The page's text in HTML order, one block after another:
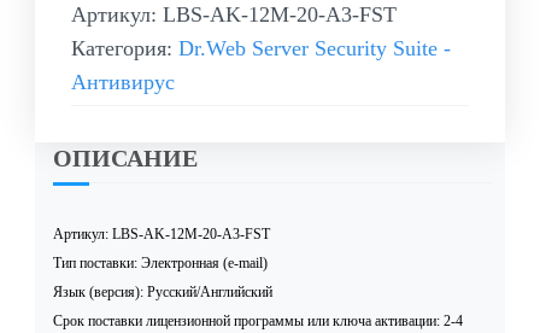
ОПИСАНИЕ
Артикул: LBS-AK-12M-20-A3-FST
Тип поставки: Электронная (e-mail)
Язык (версия): Русский/Английский
Срок поставки лицензионной программы или ключа активации: 2-4
Артикул: LBS-AK-12M-20-A3-FST
Категория: Dr.Web Server Security Suite -
Антивирус